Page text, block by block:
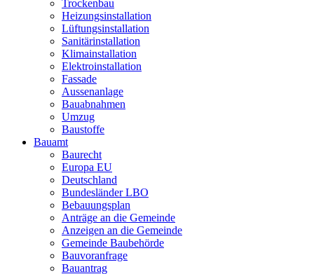
Trockenbau
Heizungsinstallation
Lüftungsinstallation
Sanitärinstallation
Klimainstallation
Elektroinstallation
Fassade
Aussenanlage
Bauabnahmen
Umzug
Baustoffe
Bauamt
Baurecht
Europa EU
Deutschland
Bundesländer LBO
Bebauungsplan
Anträge an die Gemeinde
Anzeigen an die Gemeinde
Gemeinde Baubehörde
Bauvoranfrage
Bauantrag